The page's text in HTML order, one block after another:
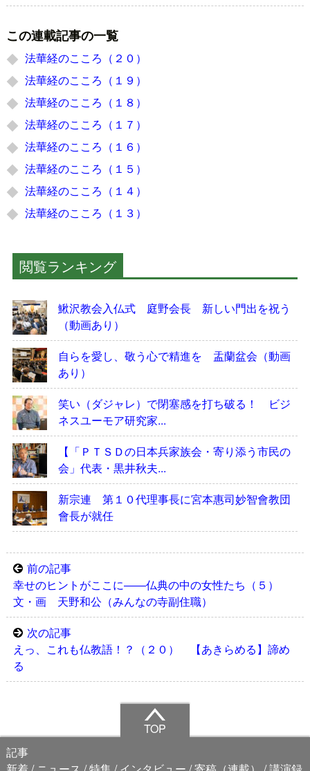
この連載記事の一覧
法華経のこころ（２０）
法華経のこころ（１９）
法華経のこころ（１８）
法華経のこころ（１７）
法華経のこころ（１６）
法華経のこころ（１５）
法華経のこころ（１４）
法華経のこころ（１３）
閲覧ランキング
鰍沢教会入仏式 庭野会長 新しい門出を祝う
（動画あり）
自らを愛し、敬う心で精進を 盂蘭盆会（動画
あり）
笑い（ダジャレ）で閉塞感を打ち破る！ ビジ
ネスユーモア研究家...
【「ＰＴＳＤの日本兵家族会・寄り添う市民の
会」代表・黒井秋夫...
新宗連 第１０代理事長に宮本惠司妙智會教団
會長が就任
前の記事
幸せのヒントがここに――仏典の中の女性たち（５）
文・画 天野和公（みんなの寺副住職）
次の記事
えっ、これも仏教語！？（２０） 【あきらめる】諦め
る
TOP
記事